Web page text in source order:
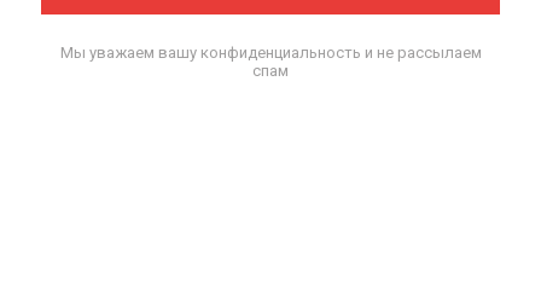
Мы уважаем вашу конфиденциальность и не рассылаем
спам